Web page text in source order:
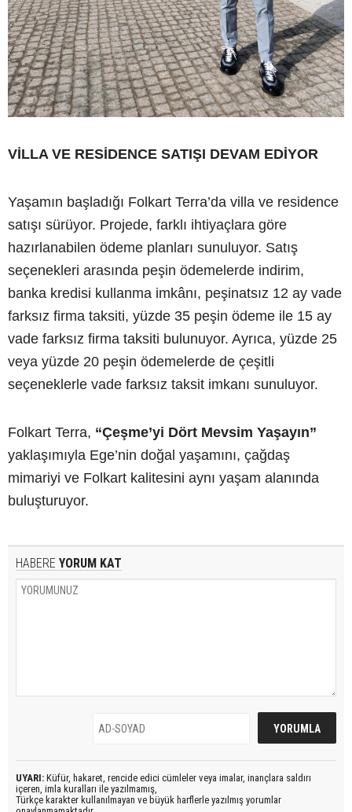
VİLLA VE RESİDENCE SATIŞI DEVAM EDİYOR
Yaşamın başladığı Folkart Terra’da villa ve residence
satışı sürüyor. Projede, farklı ihtiyaçlara göre
hazırlanabilen ödeme planları sunuluyor. Satış
seçenekleri arasında peşin ödemelerde indirim,
banka kredisi kullanma imkânı, peşinatsız 12 ay vade
farksız firma taksiti, yüzde 35 peşin ödeme ile 15 ay
vade farksız firma taksiti bulunuyor. Ayrıca, yüzde 25
veya yüzde 20 peşin ödemelerde de çeşitli
seçeneklerle vade farksız taksit imkanı sunuluyor.
Folkart Terra, “Çeşme’yi Dört Mevsim Yaşayın”
yaklaşımıyla Ege’nin doğal yaşamını, çağdaş
mimariyi ve Folkart kalitesini aynı yaşam alanında
buluşturuyor.
HABERE YORUM KAT
UYARI: Küfür, hakaret, rencide edici cümleler veya imalar, inançlara saldırı
içeren, imla kuralları ile yazılmamış,
Türkçe karakter kullanılmayan ve büyük harflerle yazılmış yorumlar